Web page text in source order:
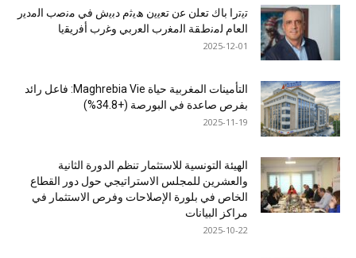
ﺗﯾﺗرا ﺑﺎك ﺗﻌﻠن ﻋن ﺗﻌﯾﯾن ھﯾﺛم دﺑﯾش ﻓﻲ ﻣﻧﺻب اﻟﻣدﯾر
اﻟﻌﺎم ﻟﻣﻧطﻘﺔ اﻟﻣﻐرب اﻟﻌرﺑﻲ وﻏرب أﻓرﯾﻘﯾﺎ
2025-12-01
التأمينات المغربية حياة Maghrebia Vie: فاعل رائد
بفرص صاعدة في البورصة (+34.8%)
2025-11-19
الهيئة التونسية للاستثمار تنظم الدورة الثانية
والعشرين للمجلس الاستراتيجي حول دور القطاع
الخاص في بلورة الإصلاحات وفرص الاستثمار في
مراكز البيانات
2025-10-22